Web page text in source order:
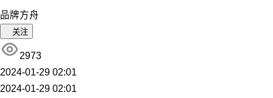
品牌方舟
关注
2973
2024-01-29 02:01
2024-01-29 02:01